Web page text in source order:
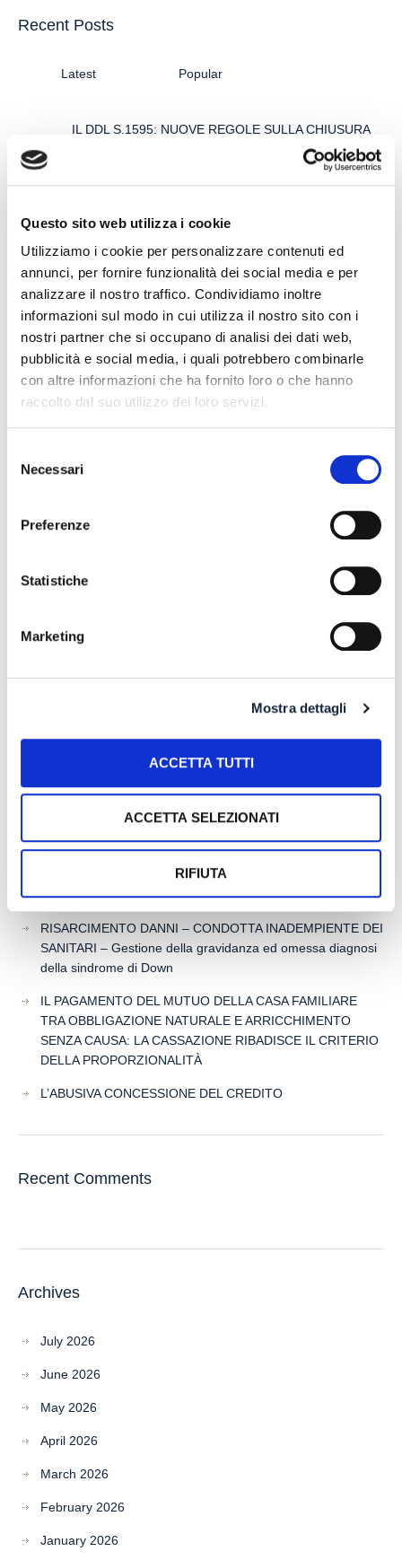
Questo sito web utilizza i cookie
Utilizziamo i cookie per personalizzare contenuti ed
annunci, per fornire funzionalità dei social media e per
analizzare il nostro traffico. Condividiamo inoltre
informazioni sul modo in cui utilizza il nostro sito con i
nostri partner che si occupano di analisi dei dati web,
pubblicità e social media, i quali potrebbero combinarle
con altre informazioni che ha fornito loro o che hanno
raccolto dal suo utilizzo dei loro servizi.
delNecessari
Preferenze
Statistiche
Marketing
Mostra dettagli
ACCETTA TUTTI
ACCETTA SELEZIONATI
RIFIUTA
Recent Posts
Latest Popular
IL DDL S.1595: NUOVE REGOLE SULLA CHIUSURA
DEI CONTI CORRENTI E SULL’EVENTUALE RIFIUTO
DI APERTURA DI NUOVI RAPPORTI BANCARI
31 July 2026
RISTRUTTURAZIONE DEI DEBITI DEL
CONSUMATORE ANCHE PER L’IMPRENDITORE
CESSATO CHE INTENDA RISTRUTTURARE DEBITI
DERIVANTI DALLA PRECEDENTE ATTIVITA’
24 July 2026
RISARCIMENTO DANNI – CONDOTTA
INADEMPIENTE DEI SANITARI – Gestione della
IL DDL S.1595: NUOVE REGOLE SULLA CHIUSURA DEI
CONTI CORRENTI E SULL’EVENTUALE RIFIUTO DI
POSSIBILE ACCESSO ALLA PROCEDURA DI
ANCHE PER L’IMPRENDITORE CESSATO CHE INTENDA
RISTRUTTURARE DEBITI DERIVANTI DALLA
PRECEDENTE ATTIVITA’
RISARCIMENTO DANNI – CONDOTTA INADEMPIENTE DEI
SANITARI – Gestione della gravidanza ed omessa diagnosi
della sindrome di Down
IL PAGAMENTO DEL MUTUO DELLA CASA FAMILIARE
TRA OBBLIGAZIONE NATURALE E ARRICCHIMENTO
SENZA CAUSA: LA CASSAZIONE RIBADISCE IL CRITERIO
DELLA PROPORZIONALITÀ
L’ABUSIVA CONCESSIONE DEL CREDITO
Recent Comments
Archives
July 2026
June 2026
May 2026
April 2026
March 2026
February 2026
January 2026